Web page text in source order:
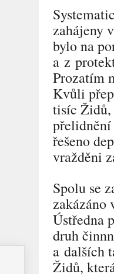
zahájeny
bylo na
a z
Prozatím
Kvůli
tisíc Židů,
řešeno
vražděni
Spolu se
zakázáno
Ústředna
druh
a dalších
Židů,